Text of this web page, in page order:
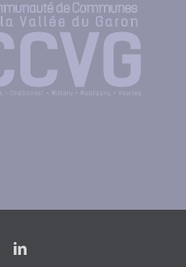
FacebookLinkedIn